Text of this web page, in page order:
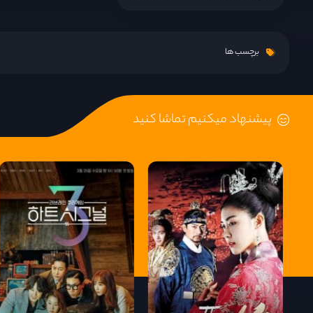
قسمت 18
قسمت 19
قسمت 20
برچسب ها
پیشنهاد میکنیم تماشا کنید